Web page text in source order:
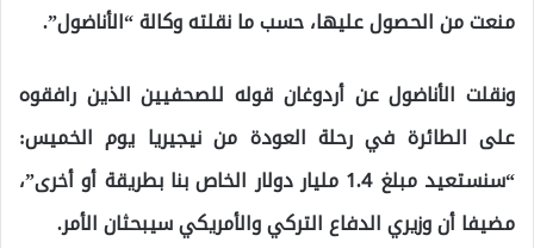
منعت من الحصول عليها، حسب ما نقلته وكالة “الأناضول”.
ونقلت الأناضول عن أردوغان قوله للصحفيين الذين رافقوه
على الطائرة في رحلة العودة من نيجيريا يوم الخميس:
“سنستعيد مبلغ 1.4 مليار دولار الخاص بنا بطريقة أو أخرى”،
مضيفا أن وزيري الدفاع التركي والأمريكي سيبحثان الأمر.